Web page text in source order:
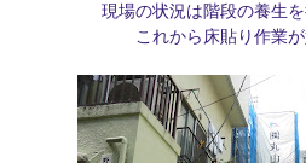
現場の状況は階段の養生を
これから床貼り作業が